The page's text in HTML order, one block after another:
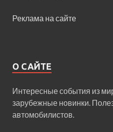
Реклама на сайте
О САЙТЕ
Интересные события из
зарубежные новинки.
автомобилистов.